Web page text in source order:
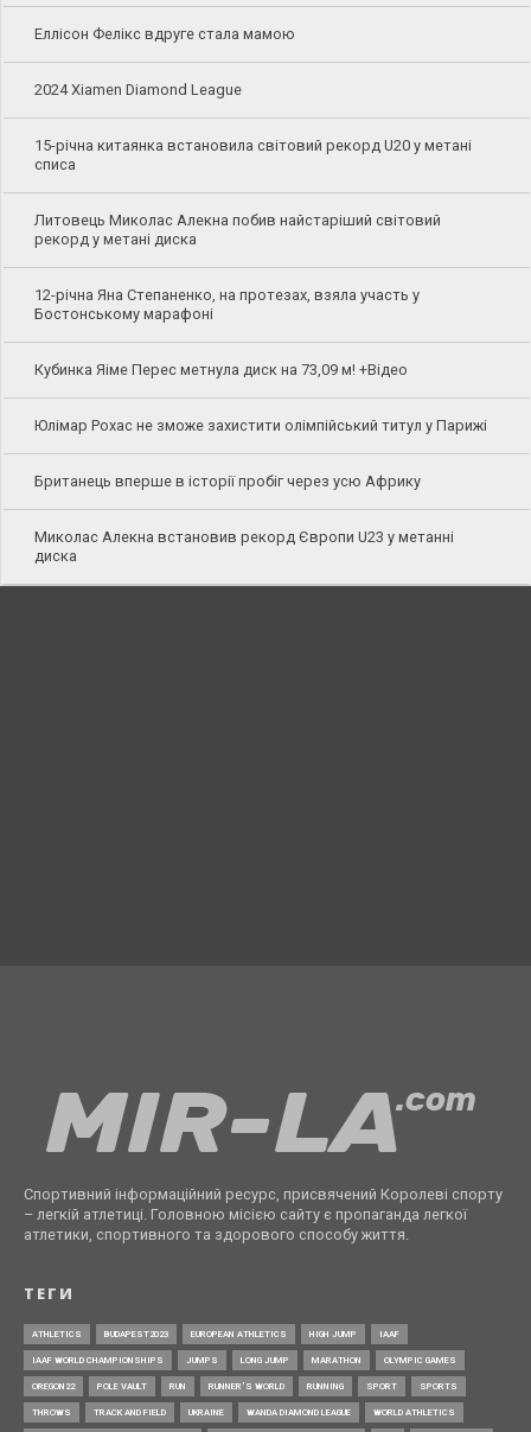
Еллісон Фелікс вдруге стала мамою
2024 Xiamen Diamond League
15-річна китаянка встановила світовий рекорд U20 у метані
списа
Литовець Миколас Алекна побив найстаріший світовий
рекорд у метані диска
12-річна Яна Степаненко, на протезах, взяла участь у
Бостонському марафоні
Кубинка Яіме Перес метнула диск на 73,09 м! +Відео
Юлімар Рохас не зможе захистити олімпійський титул у Парижі
Британець вперше в історії пробіг через усю Африку
Миколас Алекна встановив рекорд Європи U23 у метанні
диска
Спортивний інформаційний ресурс, присвячений Королеві спорту
– легкій атлетиці. Головною місією сайту є пропаганда легкої
атлетики, спортивного та здорового способу життя.
ТЕГИ
ATHLETICS BUDAPEST2023 EUROPEAN ATHLETICS HIGH JUMP IAAF
IAAF WORLD CHAMPIONSHIPS JUMPS LONG JUMP MARATHON OLYMPIC GAMES
OREGON22 POLE VAULT RUN RUNNER’S WORLD RUNNING SPORT SPORTS
THROWS TRACK AND FIELD UKRAINE WANDA DIAMOND LEAGUE WORLD ATHLETICS